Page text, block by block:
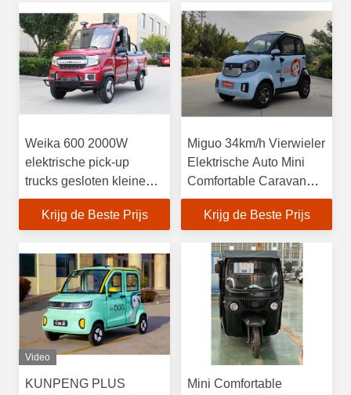
Weika 600 2000W
elektrische pick-up
trucks gesloten kleine
elektrische vrachtwagen
passagier
Krijg de Beste Prijs
Miguo 34km/h Vierwieler
Elektrische Auto Mini
Comfortable Caravan
Elektrische
Personenauto
Krijg de Beste Prijs
Video
KUNPENG PLUS
Mini Comfortable